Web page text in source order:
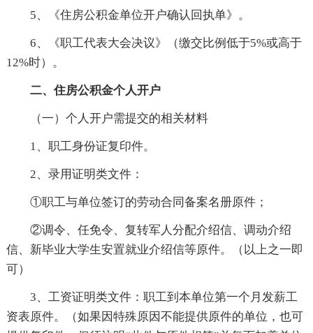
5、《住房公积金单位开户确认回执单》。
6、《职工代表大会决议》（缴交比例低于5%或高于
12%时）。
二、住房公积金个人开户
（一）个人开户需提交的相关材料
1、职工身份证复印件。
2、录用证明类文件：
①职工与单位签订的劳动合同备案名册原件；
②调令、任免令、复转军人分配介绍信、调动介绍
信、新毕业大学生安置就业介绍信等原件。（以上之一即
可）
3、工资证明类文件：职工到本单位第一个月发薪工
资表原件。（如果因特殊原因不能提供原件的单位，也可